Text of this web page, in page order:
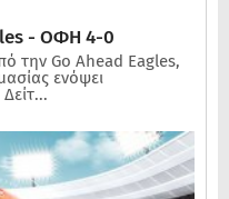
- ΟΦΗ 4-0
την Go Ahead Eagles,
ενόψει